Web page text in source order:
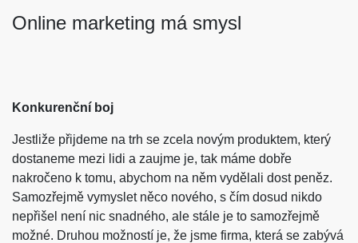
Online marketing má smysl
Konkurenční boj
Jestliže přijdeme na trh se zcela novým produktem, který
dostaneme mezi lidi a zaujme je, tak máme dobře
nakročeno k tomu, abychom na něm vydělali dost peněz.
Samozřejmě vymyslet něco nového, s čím dosud nikdo
nepřišel není nic snadného, ale stále je to samozřejmě
možné. Druhou možností je, že jsme firma, která se zabývá